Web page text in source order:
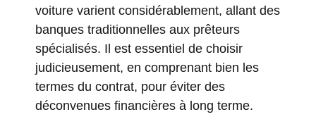
voiture varient considérablement, allant des
banques traditionnelles aux prêteurs
spécialisés. Il est essentiel de choisir
judicieusement, en comprenant bien les
termes du contrat, pour éviter des
déconvenues financières à long terme.